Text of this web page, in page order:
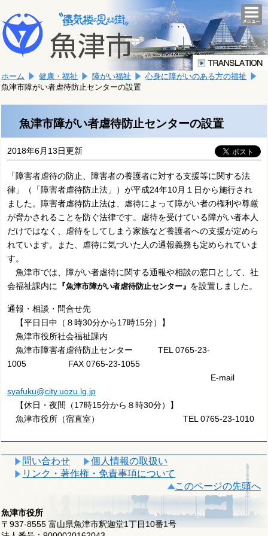
文
へ
移
ま
す。
こ
か
文
で
す。
ホーム 健康・福祉 障がい福祉
心身に障がいのある方の福祉
魚津市障がい者虐待防止センターの設置
魚津市障がい者虐待防止センターの設置
2018年6月13日更新
「障害者虐待の防止、障害者の養護者に対する支援等に関する法
律」（「障害者虐待防止法」）が平成24年10月１日から施行され
ました。障害者虐待防止法は、虐待によって障がい者の権利や尊厳
が脅かされることを防ぐ法律です。虐待を受けている障がい者本人
だけではなく、虐待をしてしまう家族など養護者への支援が定めら
れています。また、虐待に気づいた人の通報義務も定められていま
す。
魚津市では、障がい者虐待に関する通報や相談の窓口として、社
会福祉課内に
『魚津市障がい者虐待防止センター』 を設置しました。
通報・相談・問合せ先
【平日日中（８時30分から17時15分）】
魚津市役所社会福祉課内
魚津市障害者虐待防止センター TEL 0765-23-
1005 FAX 0765-23-1055
E-mail
syafuku@city.uozu.lg.jp
【休日・夜間（17時15分から８時30分）】
魚津市役所（宿直室） TEL 0765-23-1010
問い合わせ
個人情報の取扱い
リンク・著作権・免責事項について
このページの先頭へ
魚津市役所
〒937-8555 富山県魚津市釈迦堂1丁目10番1号